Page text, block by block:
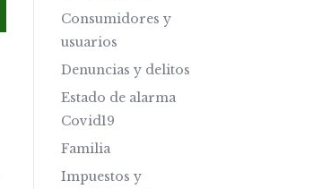
Consumidores y
usuarios
Denuncias y delitos
Estado de alarma
Covid19
Familia
Impuestos y